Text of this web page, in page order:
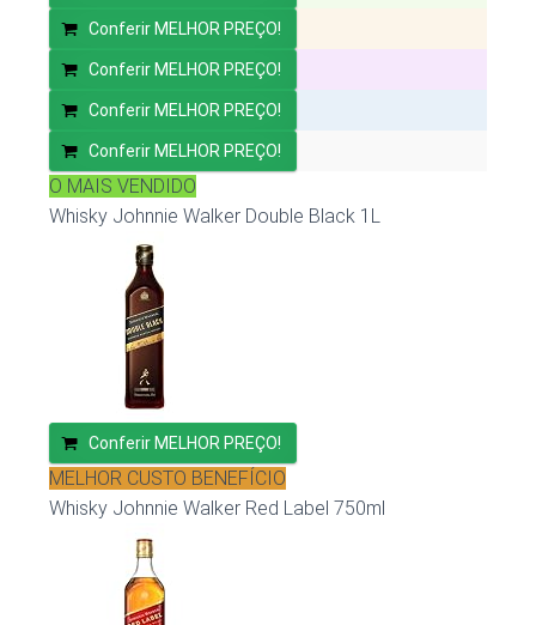
Conferir MELHOR PREÇO!
Conferir MELHOR PREÇO!
Conferir MELHOR PREÇO!
Conferir MELHOR PREÇO!
O MAIS VENDIDO
Whisky Johnnie Walker Double Black 1L
Conferir MELHOR PREÇO!
MELHOR CUSTO BENEFÍCIO
Whisky Johnnie Walker Red Label 750ml